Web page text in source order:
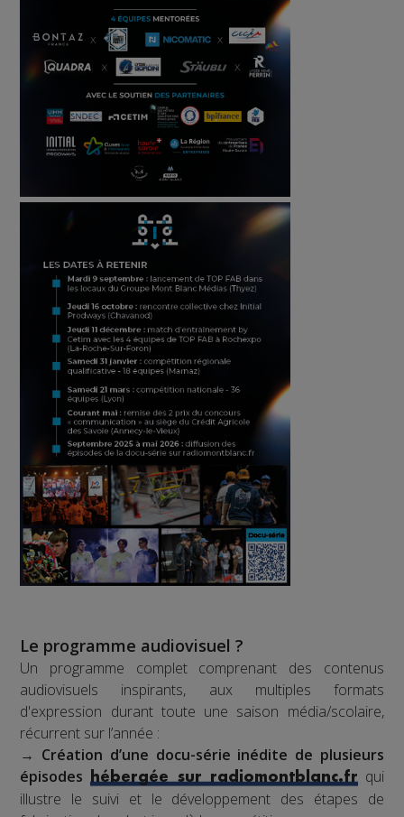
Le programme audiovisuel ?
Un programme complet comprenant des contenus
audiovisuels inspirants, aux multiples formats
d'expression durant toute une saison média/scolaire,
récurrent sur l’année :
→ Création d’une docu-série inédite de plusieurs
épisodes
hébergée sur radiomontblanc.frqui
illustre le suivi et le développement des étapes de